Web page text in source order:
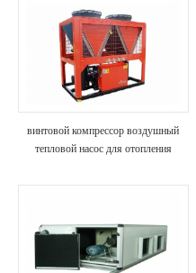
винтовой компрессор воздушный
тепловой насос для отопления